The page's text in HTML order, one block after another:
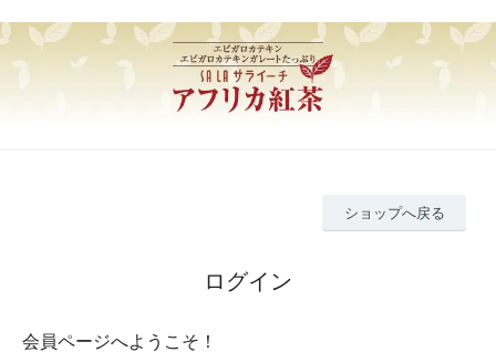
ショップへ戻る
ログイン
会員ページへようこそ！